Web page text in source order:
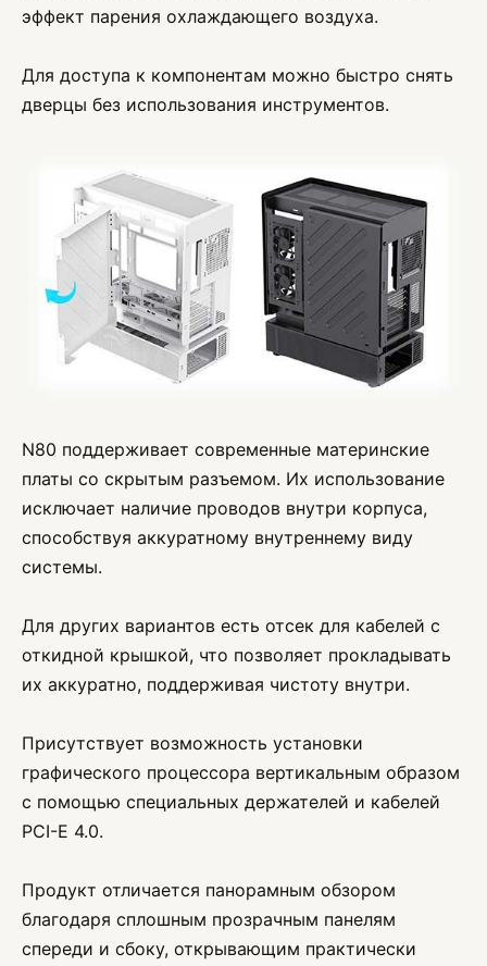
эффект парения охлаждающего воздуха.
Для доступа к компонентам можно быстро снять
дверцы без использования инструментов.
N80 поддерживает современные материнские
платы со скрытым разъемом. Их использование
исключает наличие проводов внутри корпуса,
способствуя аккуратному внутреннему виду
системы.
Для других вариантов есть отсек для кабелей с
откидной крышкой, что позволяет прокладывать
их аккуратно, поддерживая чистоту внутри.
Присутствует возможность установки
графического процессора вертикальным образом
с помощью специальных держателей и кабелей
PCI-E 4.0.
Продукт отличается панорамным обзором
благодаря сплошным прозрачным панелям
спереди и сбоку, открывающим практически